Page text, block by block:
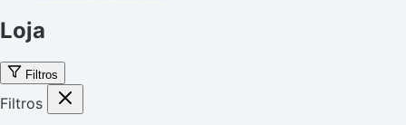
Loja
Filtros
Filtros